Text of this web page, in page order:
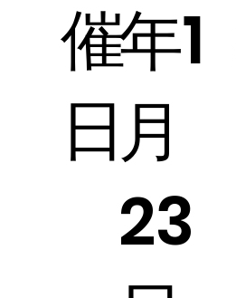
催
日
年1
月
23